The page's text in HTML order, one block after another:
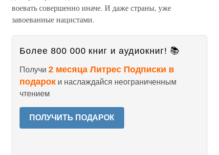
воевать совершенно иначе. И даже страны, уже
завоеванные нацистами.
Более 800 000 книг и аудиокниг! 📚
Получи 2 месяца Литрес Подписки в
подарок и наслаждайся неограниченным
чтением
ПОЛУЧИТЬ ПОДАРОК